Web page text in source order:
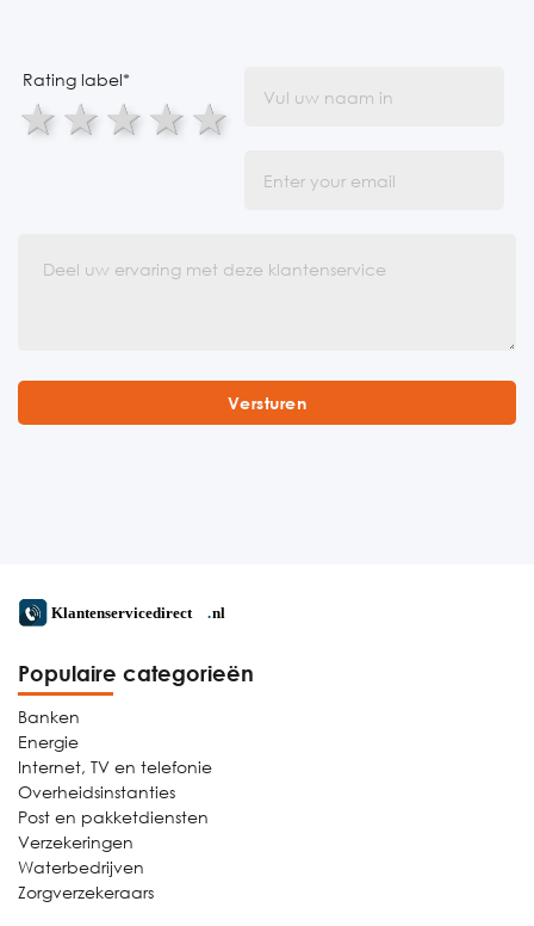
Rating label*
5 stars
4 stars
3 stars
2 stars
1 star
Populaire categorieën
Banken
Energie
Internet, TV en telefonie
Overheidsinstanties
Post en pakketdiensten
Verzekeringen
Waterbedrijven
Zorgverzekeraars